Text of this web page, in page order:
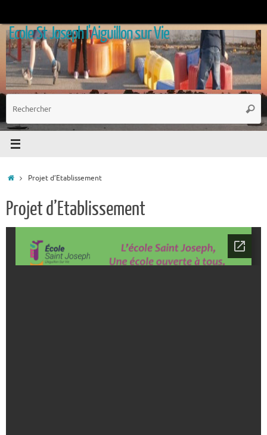
contenu
Ecole St Joseph l'Aiguillon sur Vie
:
AccueilProjet d’Etablissement
Projet d’Etablissement